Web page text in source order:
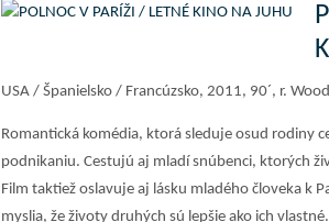
USA / Španielsko / Francúzsko, 2011, 90´, r.
Romantická komédia, ktorá sleduje osud rodiny
podnikaniu. Cestujú aj mladí snúbenci, ktorých
Film taktiež oslavuje aj lásku mladého človeka k
myslia, že životy druhých sú lepšie ako ich vlastné.